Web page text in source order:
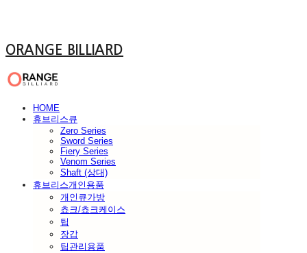
ORANGE BILLIARD
HOME
휴브리스큐
Zero Series
Sword Series
Fiery Series
Venom Series
Shaft (상대)
휴브리스개인용품
개인큐가방
쵸크/쵸크케이스
팁
장갑
팁관리용품